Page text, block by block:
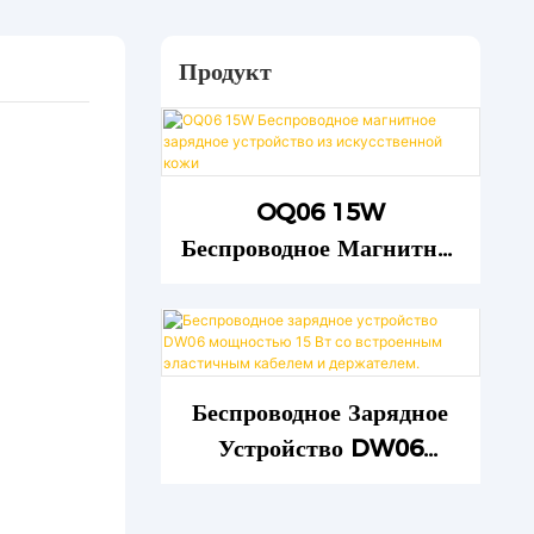
Продукт
OQ06 15W
Беспроводное Магнитное
Искусственной Кожи
Беспроводное Зарядное
Устройство DW06